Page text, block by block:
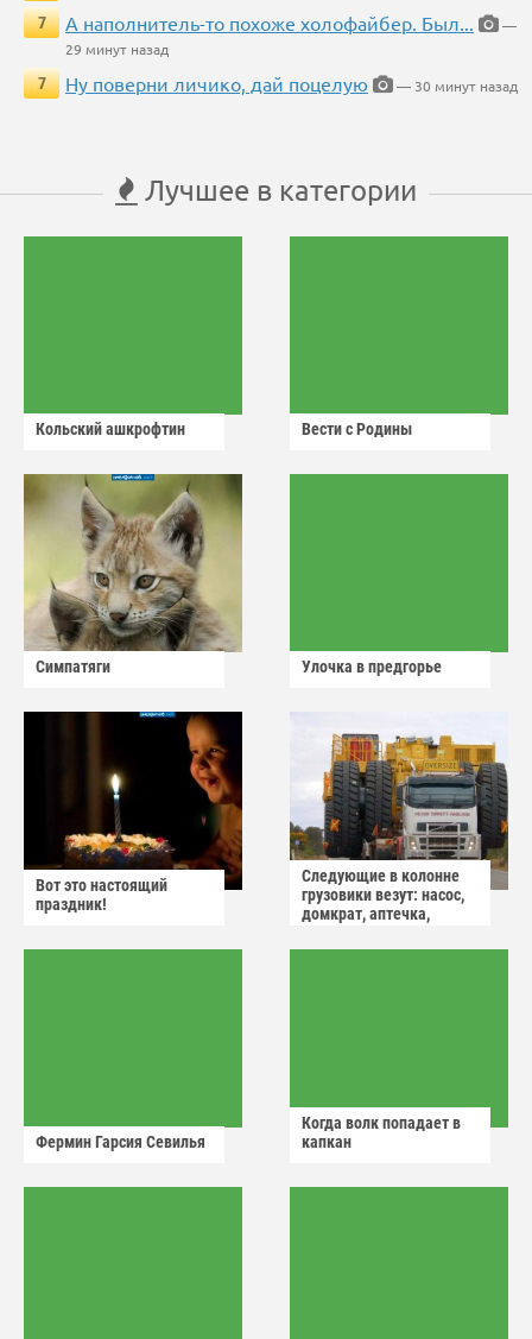
7
А наполнитель-то похоже холофайбер. Был...
—
29 минут назад
7
Ну поверни личико, дай поцелую — 30 минут назад
Лучшее в категории
Кольский ашкрофтин Вести с Родины
Симпатяги Улочка в предгорье
Вот это настоящий
праздник!
Следующие в колонне
грузовики везут: насос,
домкрат, аптечка,
Фермин Гарсия Севилья
Когда волк попадает в
капкан